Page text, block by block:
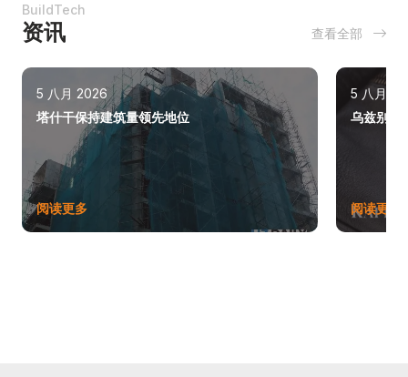
BuildTech
资讯 查看全部
5 八月 2026
塔什干保持建筑量领先地位
阅读更多
5 八月
乌兹别克
阅读更多